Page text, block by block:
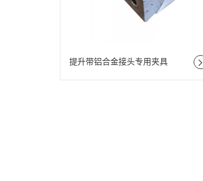
提升带铝合金接头专用夹具